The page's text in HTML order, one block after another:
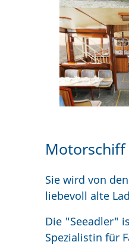
Sie wird von
liebevoll alte
Die "Seeadler"
Spezialistin für